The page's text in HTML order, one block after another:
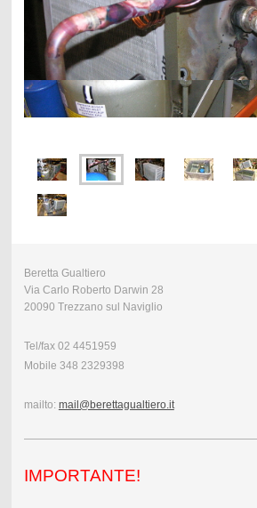
Beretta Gualtiero
Via Carlo Roberto Darwin 28
20090 Trezzano sul Naviglio
Tel/fax 02 4451959
Mobile 348 2329398
mailto: mail@berettagualtiero.it
IMPORTANTE!